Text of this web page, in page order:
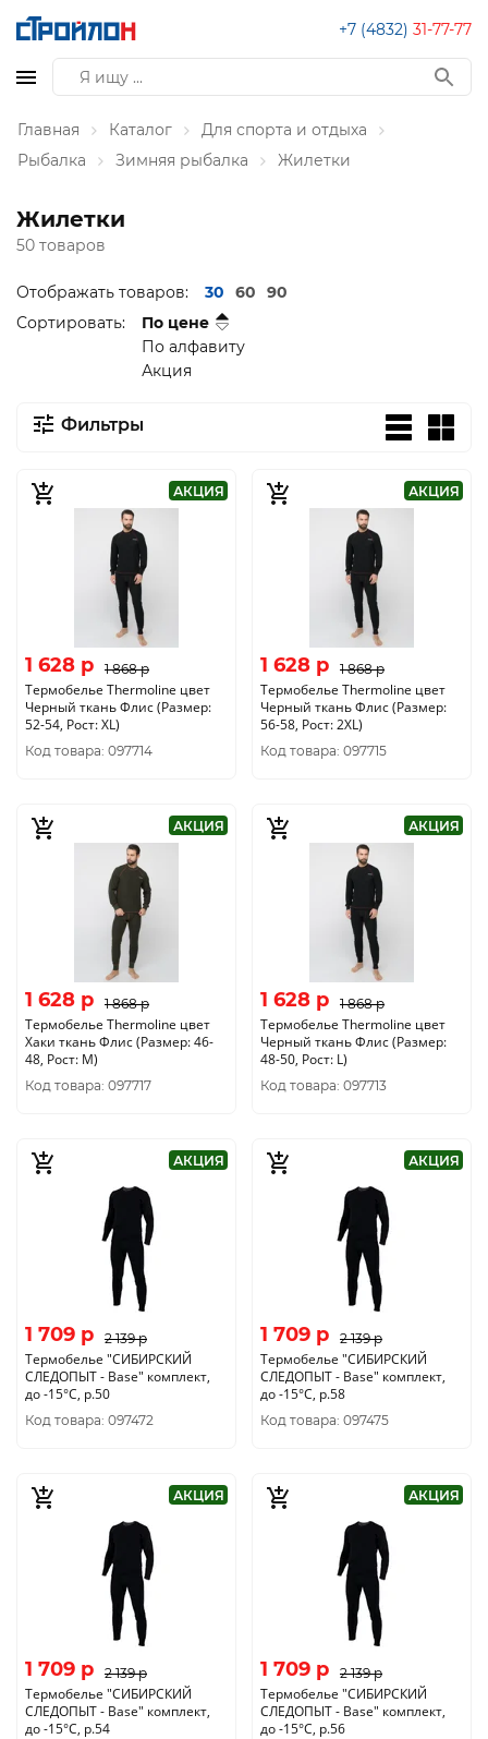
+7 (4832) 31-77-77
Главная Каталог
Для спорта и отдыха
Рыбалка
Зимняя рыбалка Жилетки
Жилетки
50 товаров
Отображать товаров: 30 60
90
Сортировать:
По цене
По алфавиту
Акция
Фильтры
АКЦИЯ
1 628 p 1 868 p
Термобелье Thermoline цвет
Черный ткань Флис (Размер:
52-54, Рост: XL)
Код товара: 097714
АКЦИЯ
1 628 p 1 868 p
Термобелье Thermoline цвет
Черный ткань Флис (Размер:
56-58, Рост: 2XL)
Код товара: 097715
АКЦИЯ
1 628 p 1 868 p
Термобелье Thermoline цвет
Хаки ткань Флис (Размер: 46-
48, Рост: M)
Код товара: 097717
АКЦИЯ
1 628 p 1 868 p
Термобелье Thermoline цвет
Черный ткань Флис (Размер:
48-50, Рост: L)
Код товара: 097713
АКЦИЯ
1 709 p 2 139 p
Термобелье "CИБИРСКИЙ
СЛЕДОПЫТ - Base" комплект,
до -15°С, р.50
Код товара: 097472
АКЦИЯ
1 709 p 2 139 p
Термобелье "CИБИРСКИЙ
СЛЕДОПЫТ - Base" комплект,
до -15°С, р.58
Код товара: 097475
АКЦИЯ
1 709 p 2 139 p
Термобелье "CИБИРСКИЙ
СЛЕДОПЫТ - Base" комплект,
до -15°С, р.54
АКЦИЯ
1 709 p 2 139 p
Термобелье "CИБИРСКИЙ
СЛЕДОПЫТ - Base" комплект,
до -15°С, р.56